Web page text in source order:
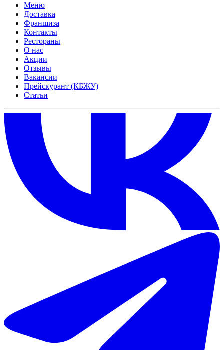
Меню
Доставка
Франшиза
Контакты
Рестораны
О нас
Акции
Отзывы
Вакансии
Прейскурант (КБЖУ)
Статьи